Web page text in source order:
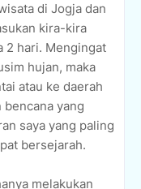
di Jogja dan
kira-kira
2 hari. Mengingat
hujan, maka
atau ke daerah
yang
saya yang paling
bersejarah.
melakukan